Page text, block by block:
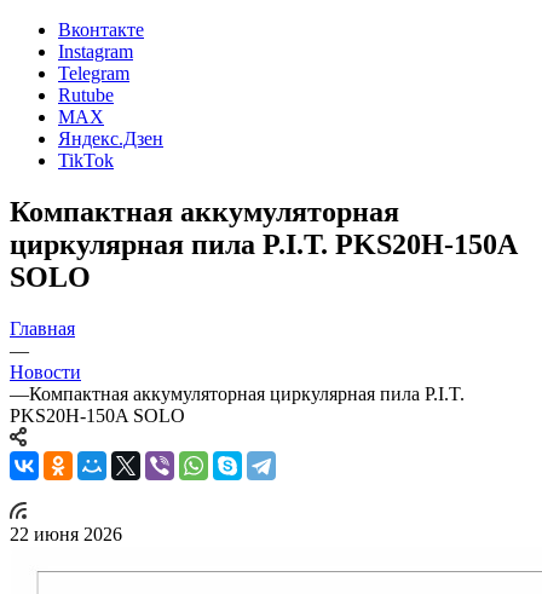
Вконтакте
Instagram
Telegram
Rutube
MAX
Яндекс.Дзен
TikTok
Компактная аккумуляторная
циркулярная пила P.I.T. PKS20H‑150A
SOLO
Главная
—
Новости
—Компактная аккумуляторная циркулярная пила P.I.T.
PKS20H‑150A SOLO
22 июня 2026